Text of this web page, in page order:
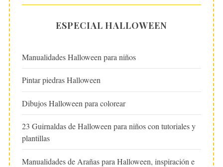
ESPECIAL HALLOWEEN
Manualidades Halloween para niños
Pintar piedras Halloween
Dibujos Halloween para colorear
23 Guirnaldas de Halloween para niños con tutoriales y
plantillas
Manualidades de Arañas para Halloween, inspiración e